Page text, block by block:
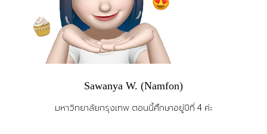
Sawanya W. (Namfon)
มหาวิทยาลัยกรุงเทพ ตอนนี้ศึกษาอยู่ปีที่ 4 ค่ะ